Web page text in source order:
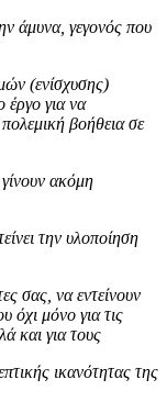
άμυνα, γεγονός που
(ενίσχυσης)
έργο για να
βοήθεια σε
ακόμη
την υλοποίηση
σας, να εντείνουν
όχι μόνο για τις
και για τους
ικανότητας της